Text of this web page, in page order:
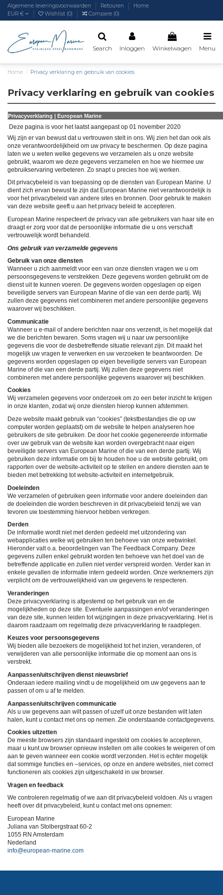
Algemene leveringsvoorwaarden Retouren
Home
EUR €
Wishlist (0) Compare (0)
Search Inloggen Winkelwagen Menu
Home Privacy verklaring en gebruik van cookies
Privacy verklaring en gebruik van cookies
Privacyverklaring | European Marine
Deze pagina is voor het laatst aangepast op 01 november 2020
Wij zijn er van bewust dat u vertrouwen stelt in ons. Wij zien het dan ook als
onze verantwoordelijkheid om uw privacy te beschermen. Op deze pagina
laten we u weten welke gegevens we verzamelen als u onze website
gebruikt, waarom we deze gegevens verzamelen en hoe we hiermee uw
gebruikservaring verbeteren. Zo snapt u precies hoe wij werken.
Dit privacybeleid is van toepassing op de diensten van European Marine. U
dient zich ervan bewust te zijn dat European Marine niet verantwoordelijk is
voor het privacybeleid van andere sites en bronnen. Door gebruik te maken
van deze website geeft u aan het privacy beleid te accepteren.
European Marine respecteert de privacy van alle gebruikers van haar site en
draagt er zorg voor dat de persoonlijke informatie die u ons verschaft
vertrouwelijk wordt behandeld.
Ons gebruik van verzamelde gegevens
Gebruik van onze diensten
Wanneer u zich aanmeldt voor een van onze diensten vragen we u om
persoonsgegevens te verstrekken. Deze gegevens worden gebruikt om de
dienst uit te kunnen voeren. De gegevens worden opgeslagen op eigen
beveiligde servers van European Marine of die van een derde partij. Wij
zullen deze gegevens niet combineren met andere persoonlijke gegevens
waarover wij beschikken.
Communicatie
Wanneer u e-mail of andere berichten naar ons verzendt, is het mogelijk dat
we die berichten bewaren. Soms vragen wij u naar uw persoonlijke
gegevens die voor de desbetreffende situatie relevant zijn. Dit maakt het
mogelijk uw vragen te verwerken en uw verzoeken te beantwoorden. De
gegevens worden opgeslagen op eigen beveiligde servers van European
Marine of die van een derde partij. Wij zullen deze gegevens niet
combineren met andere persoonlijke gegevens waarover wij beschikken.
Cookies
Wij verzamelen gegevens voor onderzoek om zo een beter inzicht te krijgen
in onze klanten, zodat wij onze diensten hierop kunnen afstemmen.
Deze website maakt gebruik van “cookies” (tekstbestandjes die op uw
computer worden geplaatst) om de website te helpen analyseren hoe
gebruikers de site gebruiken. De door het cookie gegenereerde informatie
over uw gebruik van de website kan worden overgebracht naar eigen
beveiligde servers van European Marine of die van een derde partij. Wij
gebruiken deze informatie om bij te houden hoe u de website gebruikt, om
rapporten over de website-activiteit op te stellen en andere diensten aan te
bieden met betrekking tot website-activiteit en internetgebruik.
Doeleinden
We verzamelen of gebruiken geen informatie voor andere doeleinden dan
de doeleinden die worden beschreven in dit privacybeleid tenzij we van
tevoren uw toestemming hiervoor hebben verkregen.
Derden
De informatie wordt niet met derden gedeeld met uitzondering van
webapplicaties welke wij gebruiken ten behoeve van onze webwinkel.
Hieronder valt o.a. beoordelingen van The Feedback Company. Deze
gegevens zullen enkel gebruikt worden ten behoeve van het doel van de
betreffende applicatie en zullen niet verder verspreid worden. Verder kan in
enkele gevallen de informatie intern gedeeld worden. Onze werknemers zijn
verplicht om de vertrouwelijkheid van uw gegevens te respecteren.
Veranderingen
Deze privacyverklaring is afgestemd op het gebruik van en de
mogelijkheden op deze site. Eventuele aanpassingen en/of veranderingen
van deze site, kunnen leiden tot wijzigingen in deze privacyverklaring. Het is
daarom raadzaam om regelmatig deze privacyverklaring te raadplegen.
Keuzes voor persoonsgegevens
Wij bieden alle bezoekers de mogelijkheid tot het inzien, veranderen, of
verwijderen van alle persoonlijke informatie die op moment aan ons is
verstrekt.
Aanpassen/uitschrijven dienst nieuwsbrief
Onderaan iedere mailing vindt u de mogelijkheid om uw gegevens aan te
passen of om u af te melden.
Aanpassen/uitschrijven communicatie
Als u uw gegevens aan wilt passen of uzelf uit onze bestanden wilt laten
halen, kunt u contact met ons op nemen. Zie onderstaande contactgegevens.
Cookies uitzetten
De meeste browsers zijn standaard ingesteld om cookies te accepteren,
maar u kunt uw browser opnieuw instellen om alle cookies te weigeren of om
aan te geven wanneer een cookie wordt verzonden. Het is echter mogelijk
dat sommige functies en –services, op onze en andere websites, niet correct
functioneren als cookies zijn uitgeschakeld in uw browser.
Vragen en feedback
We controleren regelmatig of we aan dit privacybeleid voldoen. Als u vragen
heeft over dit privacybeleid, kunt u contact met ons opnemen:
European Marine
Juliana van Stolbergstraat 60-2
1055 RN Amsterdam
Nederland
info@european-marine.com